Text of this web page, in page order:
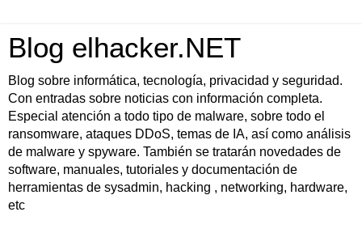
Blog elhacker.NET
Blog sobre informática, tecnología, privacidad y seguridad.
Con entradas sobre noticias con información completa.
Especial atención a todo tipo de malware, sobre todo el
ransomware, ataques DDoS, temas de IA, así como análisis
de malware y spyware. También se tratarán novedades de
software, manuales, tutoriales y documentación de
herramientas de sysadmin, hacking , networking, hardware,
etc